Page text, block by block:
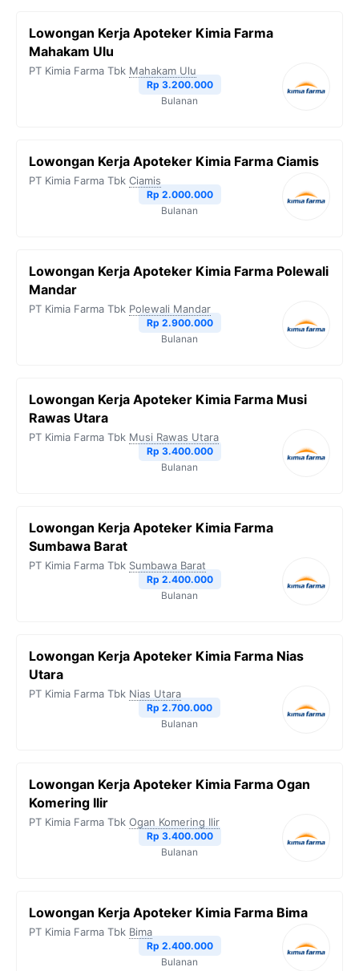
Lowongan Kerja Apoteker Kimia Farma
Mahakam Ulu
PT Kimia Farma Tbk Mahakam Ulu
Rp 3.200.000
Bulanan
Lowongan Kerja Apoteker Kimia Farma Ciamis
PT Kimia Farma Tbk Ciamis
Rp 2.000.000
Bulanan
Lowongan Kerja Apoteker Kimia Farma Polewali
Mandar
PT Kimia Farma Tbk Polewali Mandar
Rp 2.900.000
Bulanan
Lowongan Kerja Apoteker Kimia Farma Musi
Rawas Utara
PT Kimia Farma Tbk Musi Rawas Utara
Rp 3.400.000
Bulanan
Lowongan Kerja Apoteker Kimia Farma
Sumbawa Barat
PT Kimia Farma Tbk Sumbawa Barat
Rp 2.400.000
Bulanan
Lowongan Kerja Apoteker Kimia Farma Nias
Utara
PT Kimia Farma Tbk Nias Utara
Rp 2.700.000
Bulanan
Lowongan Kerja Apoteker Kimia Farma Ogan
Komering Ilir
PT Kimia Farma Tbk Ogan Komering Ilir
Rp 3.400.000
Bulanan
Lowongan Kerja Apoteker Kimia Farma Bima
PT Kimia Farma Tbk Bima
Rp 2.400.000
Bulanan